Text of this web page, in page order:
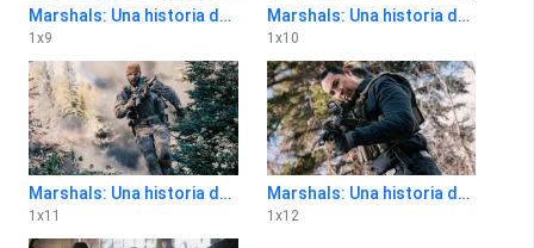
Marshals: Una historia de Yellowstone 1x9
1 x9
Marshals: Una historia de Yellowstone 1x10
1 x10
Marshals: Una historia de Yellowstone 1x11
1 x11
Marshals: Una historia de Yellowstone 1x12
1 x12